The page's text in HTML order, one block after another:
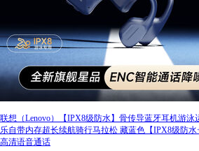
联想（Lenovo）【IPX8级防水】骨传导蓝牙耳机游泳
乐自带内存超长续航骑行马拉松 藏蓝色【IPX8级防
高清语音通话